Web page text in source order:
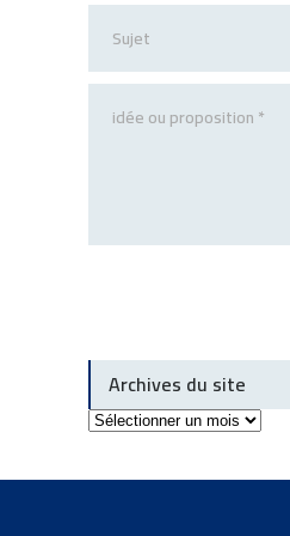
Archives du site
Archives
du